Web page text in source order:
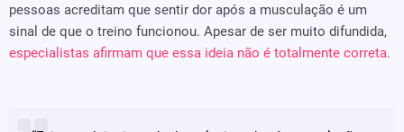
pessoas acreditam que sentir dor após a musculação é um
sinal de que o treino funcionou. Apesar de ser muito difundida,
especialistas afirmam que essa ideia não é totalmente correta.